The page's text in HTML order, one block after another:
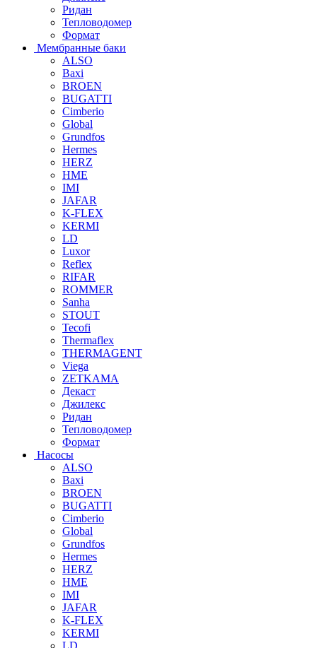
Ридан
Тепловодомер
Формат
Мембранные баки
ALSO
Baxi
BROEN
BUGATTI
Cimberio
Global
Grundfos
Hermes
HERZ
HME
IMI
JAFAR
K-FLEX
KERMI
LD
Luxor
Reflex
RIFAR
ROMMER
Sanha
STOUT
Tecofi
Thermaflex
THERMAGENT
Viega
ZETKAMA
Декаст
Джилекс
Ридан
Тепловодомер
Формат
Насосы
ALSO
Baxi
BROEN
BUGATTI
Cimberio
Global
Grundfos
Hermes
HERZ
HME
IMI
JAFAR
K-FLEX
KERMI
LD